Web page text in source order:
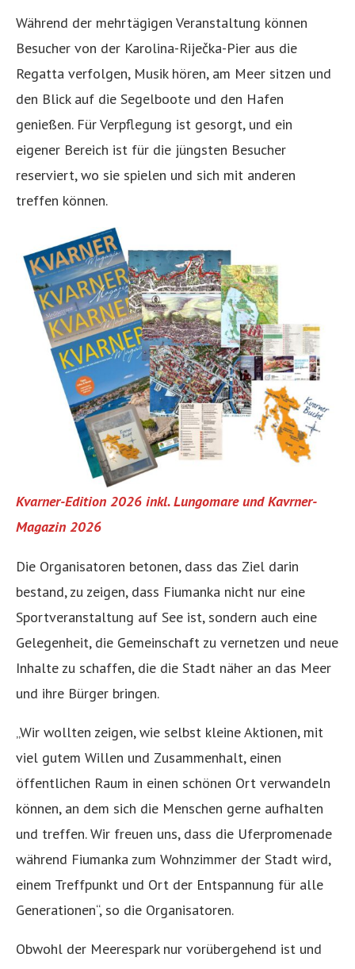
Während der mehrtägigen Veranstaltung können
Besucher von der Karolina-Riječka-Pier aus die
Regatta verfolgen, Musik hören, am Meer sitzen und
den Blick auf die Segelboote und den Hafen
genießen. Für Verpflegung ist gesorgt, und ein
eigener Bereich ist für die jüngsten Besucher
reserviert, wo sie spielen und sich mit anderen
treffen können.
Kvarner-Edition 2026 inkl. Lungomare und Kavrner-
Magazin 2026
Die Organisatoren betonen, dass das Ziel darin
bestand, zu zeigen, dass Fiumanka nicht nur eine
Sportveranstaltung auf See ist, sondern auch eine
Gelegenheit, die Gemeinschaft zu vernetzen und neue
Inhalte zu schaffen, die die Stadt näher an das Meer
und ihre Bürger bringen.
„Wir wollten zeigen, wie selbst kleine Aktionen, mit
viel gutem Willen und Zusammenhalt, einen
öffentlichen Raum in einen schönen Ort verwandeln
können, an dem sich die Menschen gerne aufhalten
und treffen. Wir freuen uns, dass die Uferpromenade
während Fiumanka zum Wohnzimmer der Stadt wird,
einem Treffpunkt und Ort der Entspannung für alle
Generationen“, so die Organisatoren.
Obwohl der Meerespark nur vorübergehend ist und